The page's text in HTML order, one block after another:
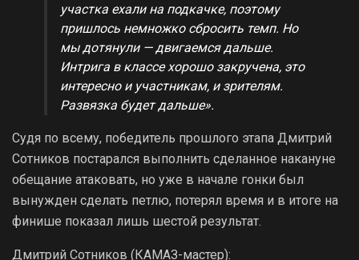
участка ехали на подкачке, поэтому
пришлось немножко сбросить темп. Но
мы дотянули — двигаемся дальше.
Интрига в классе хорошо закручена, это
интересно и участникам, и зрителям.
Развязка будет дальше».
Судя по всему, победитель прошлого этапа Дмитрий
Сотников постарался выполнить сделанное накануне
обещание атаковать, но уже в начале гонки был
вынужден сделать петлю, потерял время и в итоге на
финише показал лишь шестой результат.
Дмитрий Сотников (КАМАЗ-мастер):